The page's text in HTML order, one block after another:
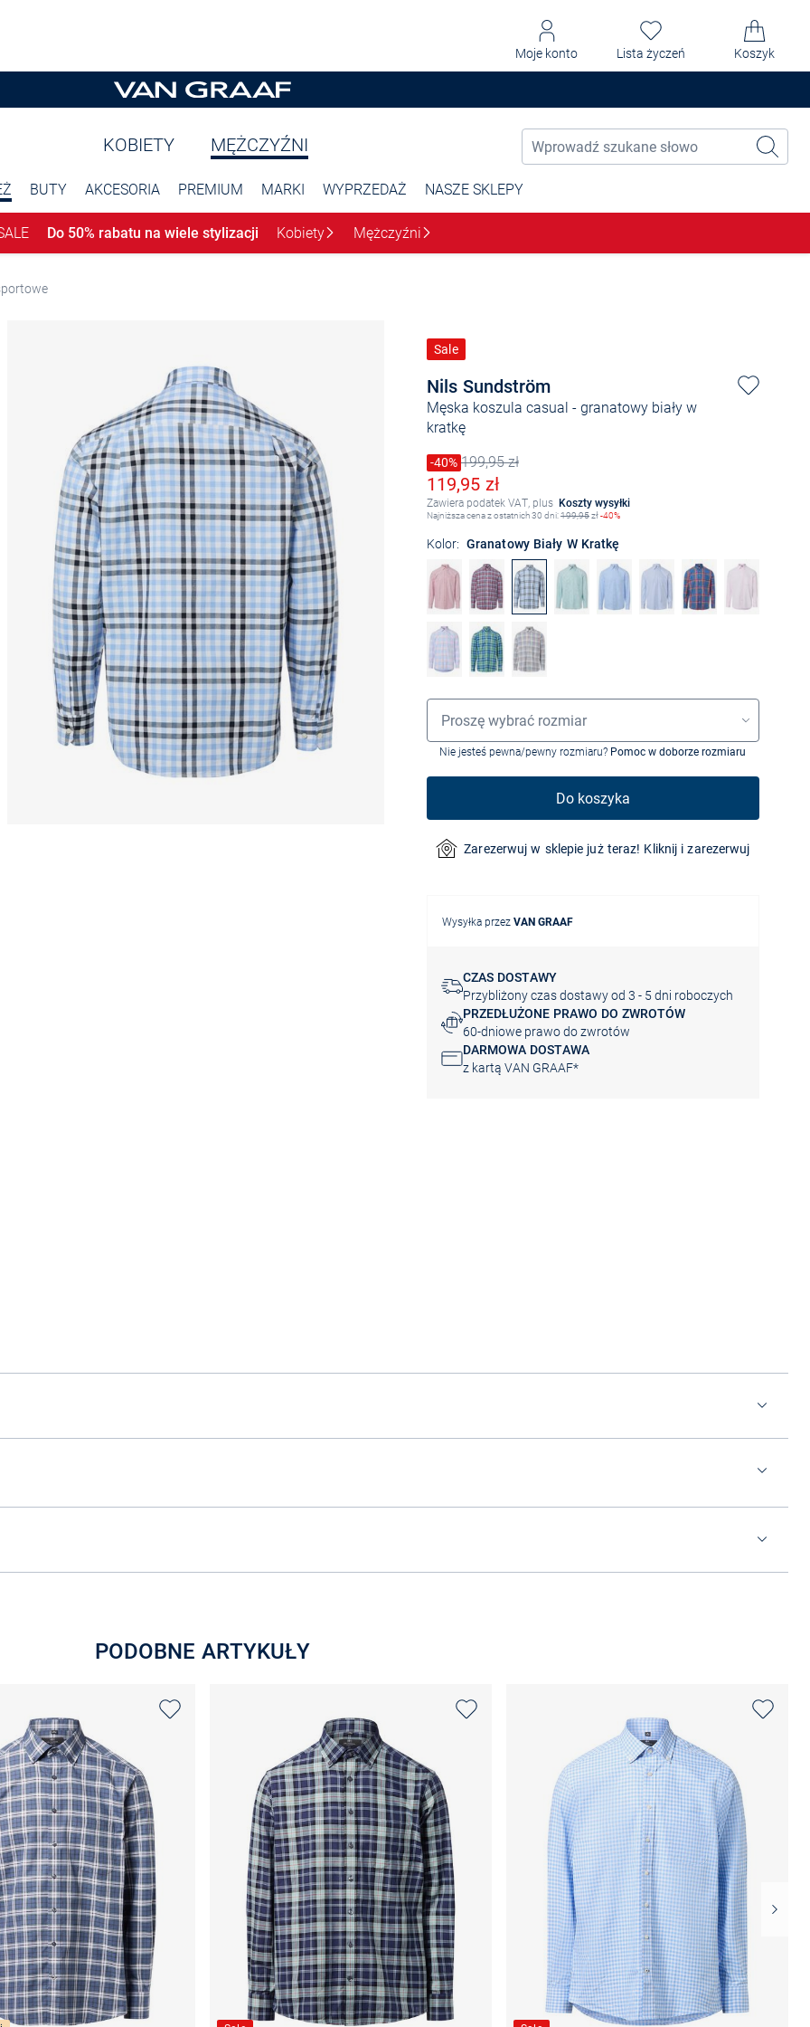
Moje konto Lista życzeń Koszyk
KOBIETY MĘŻCZYŹNI
BUTY AKCESORIA PREMIUM MARKI WYPRZEDAŻ NASZE SKLEPY
Do 50% rabatu na wiele stylizacji Kobiety Mężczyźni
Nils Sundström
Męska koszula casual - granatowy biały w
kratkę
Sale
Cena obniżona o
-40%
Stara cena199,95 zł
Obniżona cena
119,95 zł
Zawiera podatek VAT, plus Koszty wysyłki
Najniższa cena z ostatnich 30 dni:199,95zł-40%
Kolor: Granatowy Biały W Kratkę
Wybór rozmiaru
Proszę wybrać rozmiar
Nie jesteś pewna/pewny rozmiaru? Pomoc w doborze rozmiaru
Do koszyka
Zarezerwuj w sklepie już teraz! Kliknij i zarezerwuj
Wysyłka przez VAN GRAAF
CZAS DOSTAWY
Przybliżony czas dostawy od 3 - 5 dni roboczych
PRZEDŁUŻONE PRAWO DO ZWROTÓW
60-dniowe prawo do zwrotów
DARMOWA DOSTAWA
z kartą VAN GRAAF*
PODOBNE ARTYKUŁY